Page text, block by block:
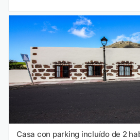
Casa con parking incluído de 2